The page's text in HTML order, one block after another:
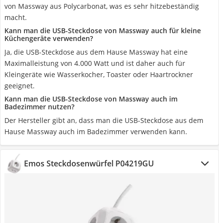
von Massway aus Polycarbonat, was es sehr hitzebeständig
macht.
Kann man die USB-Steckdose von Massway auch für kleine
Küchengeräte verwenden?
Ja, die USB-Steckdose aus dem Hause Massway hat eine
Maximalleistung von 4.000 Watt und ist daher auch für
Kleingeräte wie Wasserkocher, Toaster oder Haartrockner
geeignet.
Kann man die USB-Steckdose von Massway auch im
Badezimmer nutzen?
Der Hersteller gibt an, dass man die USB-Steckdose aus dem
Hause Massway auch im Badezimmer verwenden kann.
Emos Steckdosenwürfel P04219GU